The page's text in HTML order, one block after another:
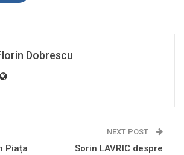
Dobrescu
Piața
NEXT POST
Sorin LAVRIC despre